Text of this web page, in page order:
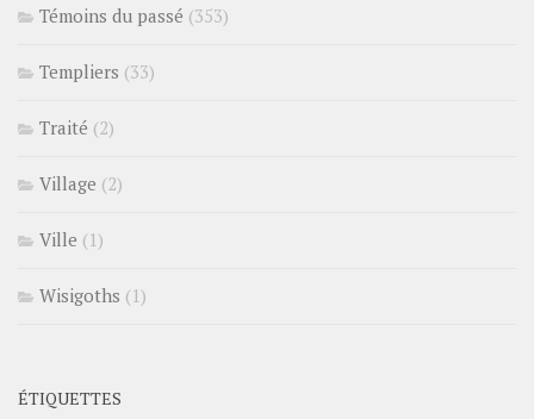
Témoins du passé (353)
Templiers (33)
Traité (2)
Village (2)
Ville (1)
Wisigoths (1)
ÉTIQUETTES